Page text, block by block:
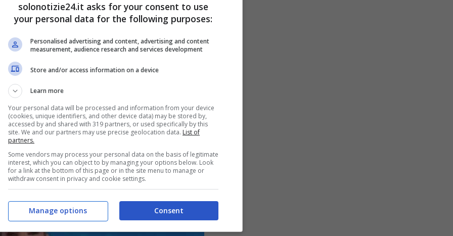
già un primo (e inaspettato) colpo di scena
infatticontratto il Covid: si tratterebbe
informazioni certe a riguardo. Quale potrebbe
a questo?
solonotizie24.it asks for your consent to use
your personal data for the following purposes:
Personalised advertising and content, advertising and content
measurement, audience research and services development
Store and/or access information on a device
Learn more
Your personal data will be processed and information from your device
(cookies, unique identifiers, and other device data) may be stored by,
accessed by and shared with 319 partners, or used specifically by this
site. We and our partners may use precise geolocation data. List of
partners.
Some vendors may process your personal data on the basis of legitimate
interest, which you can object to by managing your options below. Look
for a link at the bottom of this page or in the site menu to manage or
withdraw consent in privacy and cookie settings.
Consent
Manage options